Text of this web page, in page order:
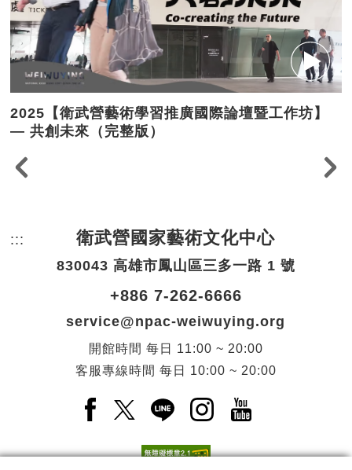
2025【衛武營藝術學習推廣國際論壇暨工作坊】
— 共創未來（完整版）
::: 頁尾網站資訊。
衛武營國家藝術文化中心
830043 高雄市鳳山區三多一路 1 號
+886 7-262-6666
service@npac-weiwuying.org
開館時間 每日
11:00 ~ 20:00
客服專線時間 每日 10:00 ~ 20:00
Facebook(另開新視窗)
X(另開新視窗)
LINE(另開新視窗)
Instagram(另開新視
YouTube(另開